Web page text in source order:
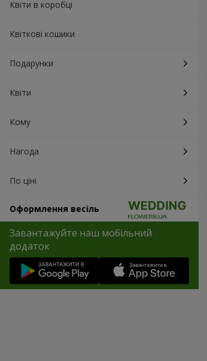
Квіти в коробці
Квіткові кошики
Подарунки
Квіти
Кому
Нагода
По ціні
Оформлення весіль
Завантажуйте наш мобільний
додаток